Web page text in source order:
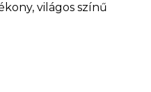
világos színű